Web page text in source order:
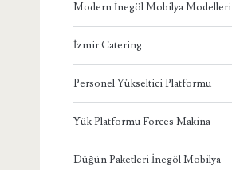
Modern İnegöl Mobilya Modelleri
İzmir Catering
Personel Yükseltici Platformu
Yük Platformu Forces Makina
Düğün Paketleri İnegöl Mobilya